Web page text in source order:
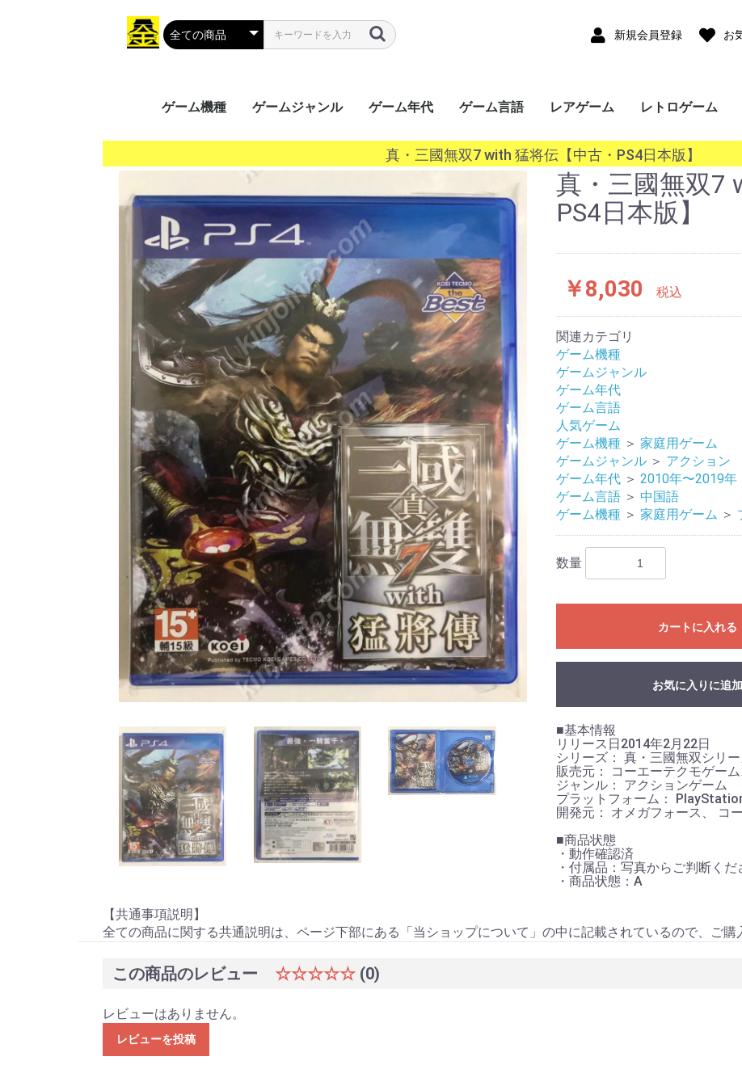
新規会員登録 お
ゲーム機種
ﾌﾟﾚｲｽﾃｰｼｮﾝﾎﾟｰﾀﾌﾞﾙ
（PSP）
ニンテンドー3DS
ニンテンドーDS
ゲームボーイ
（GB/GBC）
ゲームボーイアドバン
ス（GBA）
ゲームギア（GG）
ワンダースワン
（WS/WSC）
リンクス（Lynx）
ネオジオポケット
（NGP）
Switch（NS）
プレイステーション
5（PS5）
プレイステーション
4（PS4）
プレイステーション
3（PS3）
プレイステーション
2（PS2）
XBOX SERIES X/S
プレイステーション
（PS）
ゲームキューブ（GC）
ドリームキャスト
（DC）
バーチャルボーイ
（VB）
セガサターン（SS）
PCエンジン（PCECD）
NINTENDO64（N64）
PCエンジン
（PCE/SGX）
TurboGrafx16（TG16）
ｽｰﾊﾟｰﾌｧﾐｺﾝ
（SFC/SNES）
メガCD・SEGA-
CD(MEGACD)
メガドライブ
（MD/GENESIS）
メガドライブ（32X）
ファミコン（FC/NES）
ﾌｧﾐｺﾝﾃﾞｨｽｸｼｽﾃﾑ(FCDS)
ネオジオ(ROM)
ネオジオ(CD)
ｾｶﾞﾏｰｸIII&ﾏｽﾀｰｼｽﾃﾑ
(SMIII&SMS)
セガSG1000
FM-TOWNS マーティー
NEOGEO(ネオジオ)
CPシステムIII
CPシステムII
NAOMIGD-ROM
SPIシステム
PGMシステム
SYSTEM256
ATOMISWAVE
SYSTEM246
その他PCB基板
Windows 10系
Windows 8系
Windows 7系
Windows Vista系
Windows XP系
Windows 2000系
Windows 98系
Windows 95系
Windows 3系
ゲームジャンル
ク
ゲーム年代
2020年〜
2010年〜2019年
2000年〜2009年
1990年〜1999年
1980年〜1989年
〜1979年
ゲーム言語
日本語
英語
中国語
韓国語
その他
レアゲーム レトロゲーム
真・三國無双7 with 猛将伝【中古・PS4日本版】
真・三國無双7
PS4日本版】
￥8,030 税込
関連カテゴリ
ゲーム機種
ゲームジャンル
ゲーム年代
ゲーム言語
人気ゲーム
ゲーム機種 ＞ 家庭用ゲーム
ゲームジャンル ＞ アクション
ゲーム年代 ＞ 2010年〜2019年
ゲーム言語 ＞ 中国語
ゲーム機種 ＞ 家庭用ゲーム ＞
数量
カートに入れる
お買い物を続ける
お気に入りに追加
■基本情報
リリース日2014年2月22日
シリーズ： 真・三國無双シリ
販売元： コーエーテクモゲーム
ジャンル： アクションゲーム
プラットフォーム：
開発元： オメガフォース、 コ
■商品状態
・動作確認済
・付属品：写真からご判断くだ
・商品状態：A
【共通事項説明】
全ての商品に関する共通説明は、ページ下部にある「当ショップについて」の中に記載されているので、ご購
この商品のレビュー ☆☆☆☆☆ (0)
レビューはありません。
レビューを投稿